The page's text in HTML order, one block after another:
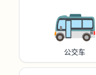
🚌
公交车